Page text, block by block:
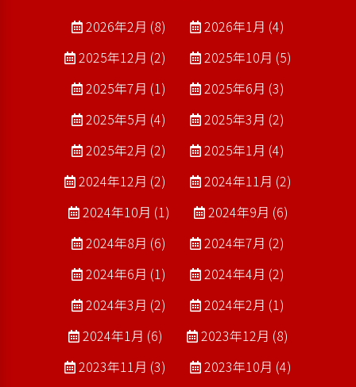
2026年2月 (8)
2026年1月 (4)
2025年12月 (2)
2025年10月 (5)
2025年7月 (1)
2025年6月 (3)
2025年5月 (4)
2025年3月 (2)
2025年2月 (2)
2025年1月 (4)
2024年12月 (2)
2024年11月 (2)
2024年10月 (1)
2024年9月 (6)
2024年8月 (6)
2024年7月 (2)
2024年6月 (1)
2024年4月 (2)
2024年3月 (2)
2024年2月 (1)
2024年1月 (6)
2023年12月 (8)
2023年11月 (3)
2023年10月 (4)